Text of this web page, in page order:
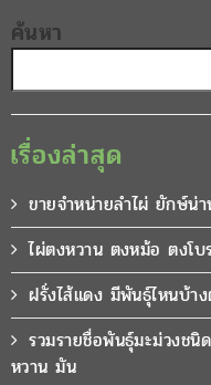
ค้นหา
เรื่องล่าสุด
ขายจำหน่ายลำไผ่ ยักษ์น่
ไผ่ตงหวาน ตงหม้อ ตงโ
ฝรั่งไส้แดง มีพันธุ์ไหนบ้า
รวมรายชื่อพันธุ์มะม่วงช
หวาน มัน